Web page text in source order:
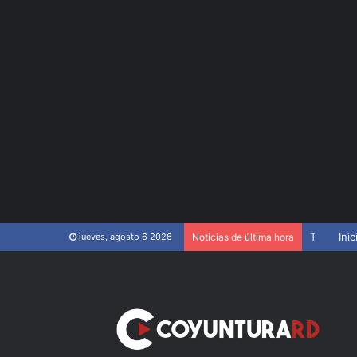
jueves, agosto 6 2026 Noticias de última hora